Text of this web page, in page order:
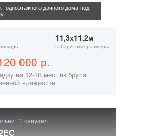
одноэтажного дачного дома под
11,3х11,2м
Габаритные размеры
000 р.
на 12-18 мес. из бруса
влажности
1 санузел